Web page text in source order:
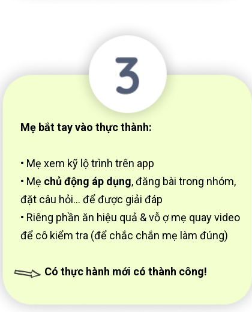
Mẹ bắt tay vào thực thành:
• Mẹ xem kỹ lộ trình trên app
• Mẹ chủ động áp dụng, đăng bài trong nhóm,
đặt câu hỏi... để được giải đáp
• Riêng phần ăn hiệu quả & vỗ ợ mẹ quay video
để cô kiểm tra (để chắc chắn mẹ làm đúng)
Có thực hành mới có thành công!